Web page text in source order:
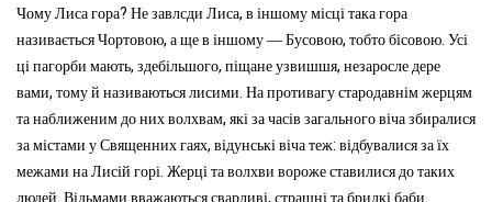
Чому Лиса гора? Не завлсди Лиса, в іншому місці така гора
називається Чортовою, а ще в іншому — Бусовою, тобто бісовою. Усі
ці пагорби мають, здебільшого, піщане узвишшя, незаросле дере
вами, тому й називаються лисими. На противагу стародавнім жерцям
та наближеним до них волхвам, які за часів загального віча збиралися
за містами у Священних гаях, відунські віча теж: відбувалися за їх
межами на Лисій горі. Жерці та волхви вороже ставилися до таких
людей Відьмами вважаються сварливі страшні та бридкі баби